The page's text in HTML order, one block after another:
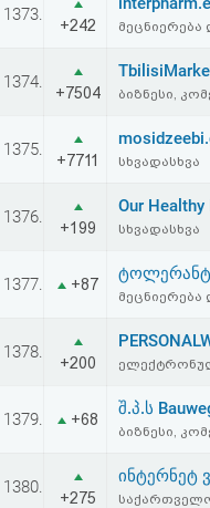
1373.
+242 მეცნიერება
1374.
+7504 ბიზნესი,
1375.
+7711 სხვადასხვა
1376.
+199
Our Healthy
სხვადასხვა
1377. +87
მეცნიერება
1378.
+200
1379. +68
შ.პ.ს
ბიზნესი,
1380.
+275
ინტერნეტ